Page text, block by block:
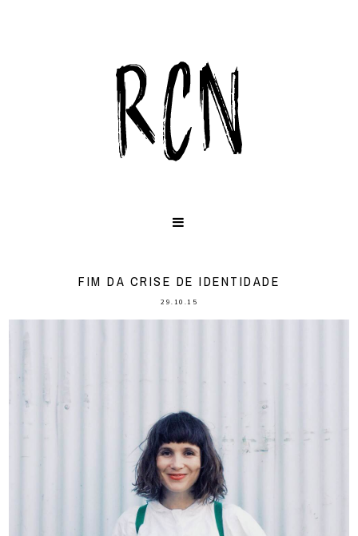
FIM DA CRISE DE IDENTIDADE
29.10.15